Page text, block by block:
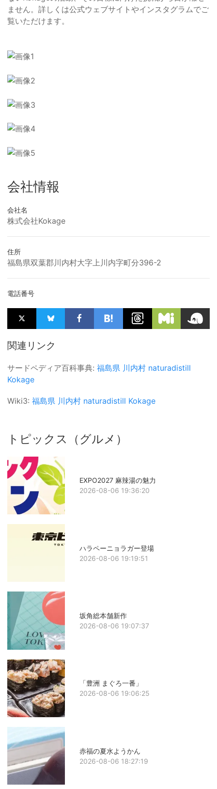
ません。詳しくは公式ウェブサイトやインスタグラムでご
覧いただけます。
会社情報
会社名
株式会社Kokage
住所
福島県双葉郡川内村大字上川内字町分396-2
電話番号
関連リンク
サードペディア百科事典: 福島県 川内村 naturadistill
Kokage
Wiki3: 福島県 川内村 naturadistill Kokage
トピックス（グルメ）
EXPO2027 麻辣湯の魅力
2026-08-06 19:36:20
ハラペーニョラガー登場
2026-08-06 19:19:51
坂角総本舗新作
2026-08-06 19:07:37
「豊洲 まぐろ一番」
2026-08-06 19:06:25
赤福の夏水ようかん
2026-08-06 18:27:19